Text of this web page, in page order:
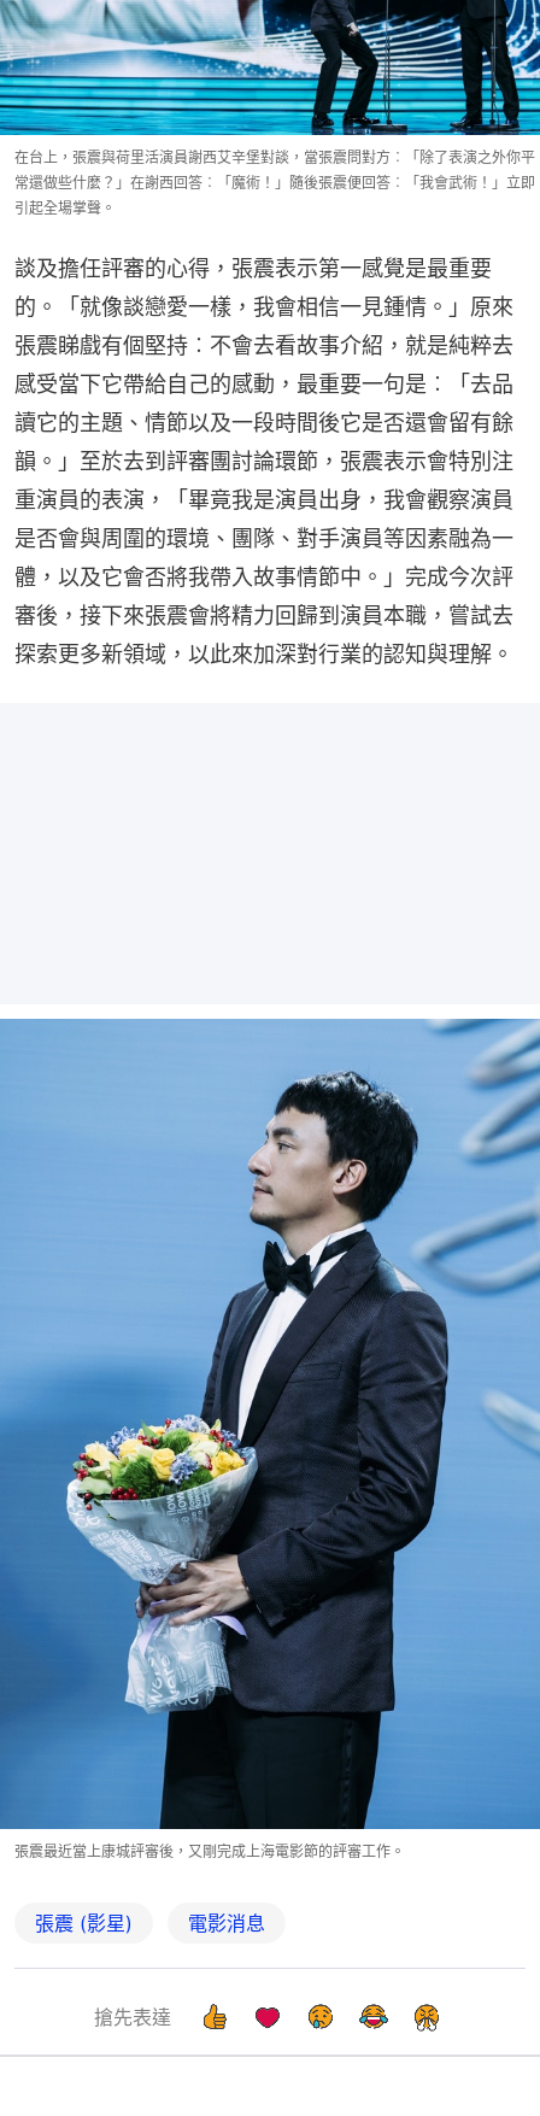
在台上，張震與荷里活演員謝西艾辛堡對談，當張震問對方︰「除了表演之外你平
常還做些什麼？」在謝西回答︰「魔術！」隨後張震便回答︰「我會武術！」立即
引起全場掌聲。
談及擔任評審的心得，張震表示第一感覺是最重要
的。「就像談戀愛一樣，我會相信一見鍾情。」原來
張震睇戲有個堅持︰不會去看故事介紹，就是純粹去
感受當下它帶給自己的感動，最重要一句是︰「去品
讀它的主題、情節以及一段時間後它是否還會留有餘
韻。」至於去到評審團討論環節，張震表示會特別注
重演員的表演，「畢竟我是演員出身，我會觀察演員
是否會與周圍的環境、團隊、對手演員等因素融為一
體，以及它會否將我帶入故事情節中。」完成今次評
審後，接下來張震會將精力回歸到演員本職，嘗試去
探索更多新領域，以此來加深對行業的認知與理解。
張震最近當上康城評審後，又剛完成上海電影節的評審工作。
張震 (影星) 電影消息
搶先表達